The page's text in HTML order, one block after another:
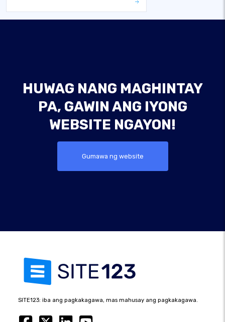
HUWAG NANG MAGHINTAY
PA, GAWIN ANG IYONG
WEBSITE NGAYON!
Gumawa ng website
SITE123: iba ang pagkakagawa, mas mahusay ang pagkakagawa.